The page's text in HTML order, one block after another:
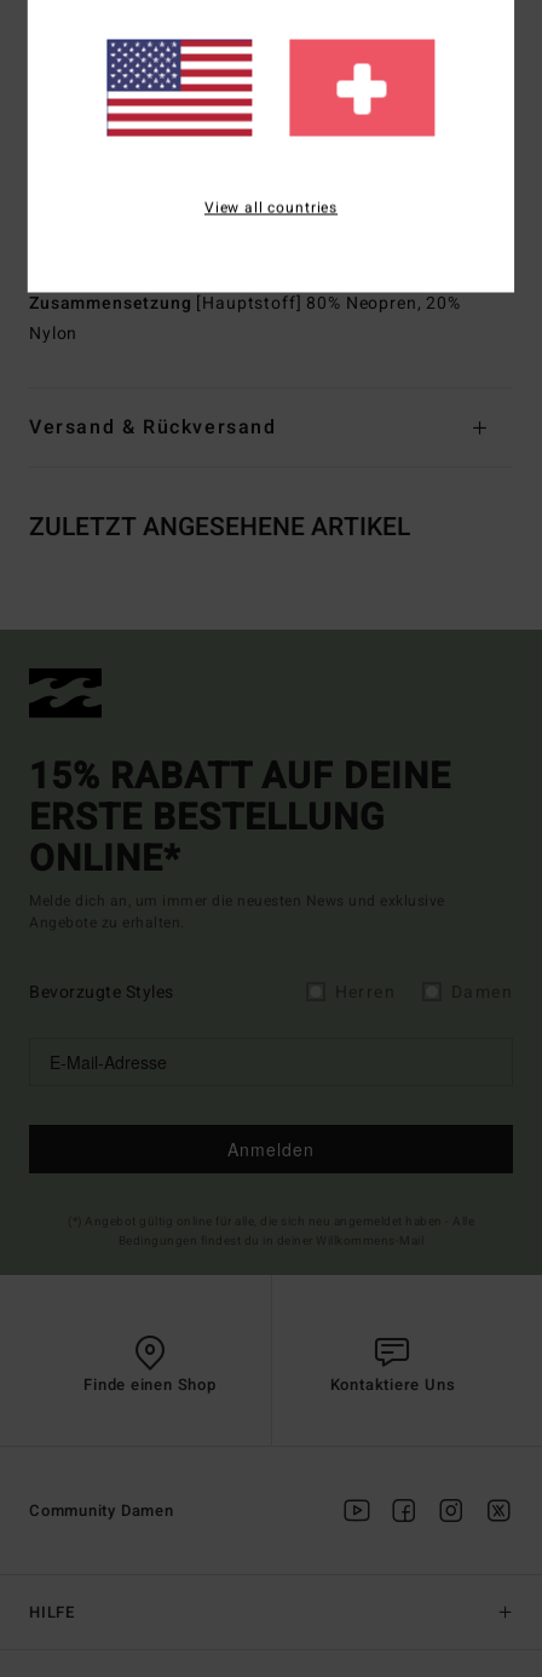
Außennähte: F-Lock
Flatlock-Nähte, die verschlossen, aber nicht versiegelt
Passform:Integral
Lange Ärmel
Zusammensetzung [Hauptstoff] 80% Neopren, 20%
Nylon
Versand & Rückversand
ZULETZT ANGESEHENE ARTIKEL
15% RABATT AUF DEINE
ERSTE BESTELLUNG
ONLINE*
Melde dich an, um immer die neuesten News und exklusive
Angebote zu erhalten.
Bevorzugte Styles
Anmelden
Finde einen Shop Kontaktiere Uns
HILFE
Community Damen
View all countries